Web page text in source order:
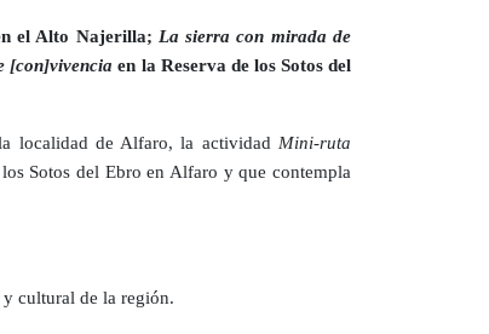
el Alto Najerilla; La sierra con mirada de
[con]vivenciaen la Reserva de los Sotos del
localidad de Alfaro, la actividad Mini-ruta
Sotos del Ebro en Alfaro y que contempla
cultural de la región.